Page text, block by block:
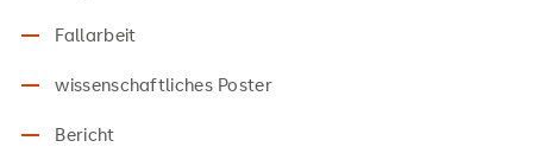
Fallarbeit
wissenschaftliches Poster
Bericht